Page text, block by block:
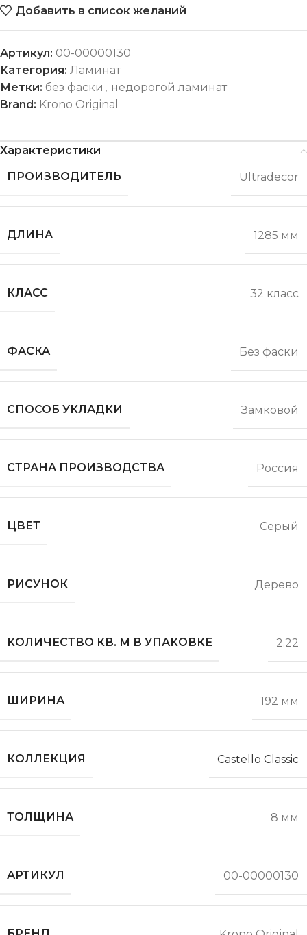
Добавить в список желаний
Артикул: 00-00000130
Категория: Ламинат
Метки: без фаски , недорогой ламинат
Brand: Krono Original
Характеристики
ПРОИЗВОДИТЕЛЬ
Ultradecor
ДЛИНА 1285 мм
КЛАСС 32 класс
ФАСКА Без фаски
СПОСОБ УКЛАДКИ Замковой
СТРАНА ПРОИЗВОДСТВА Россия
ЦВЕТ Серый
РИСУНОК Дерево
КОЛИЧЕСТВО КВ. М В УПАКОВКЕ 2.22
ШИРИНА 192 мм
КОЛЛЕКЦИЯ Castello Classic
ТОЛЩИНА 8 мм
АРТИКУЛ 00-00000130